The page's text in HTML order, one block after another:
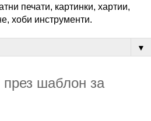
печати, картинки, хартии,
хоби инструменти.
▼
шаблон за